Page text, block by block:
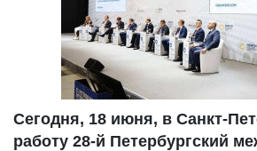
Сегодня, 18 июня, в Санкт-
работу 28-й Петербургский